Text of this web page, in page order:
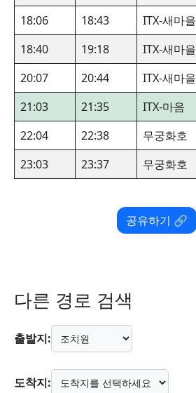
18:06
18:43 ITX-새마을
18:40
19:18 ITX-새마을
20:07
20:44 ITX-새마을
21:03
21:35 ITX-마음
22:04
22:38 무궁화호
23:03
23:37 무궁화호
공유하기 🔗
다른 경로 검색
출발지:
도착지: